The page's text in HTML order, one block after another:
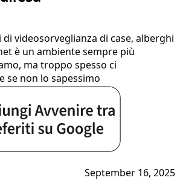
videosorveglianza di case, alberghi
è un ambiente sempre più
ma troppo spesso ci
se non lo sapessimo
September 16, 2025